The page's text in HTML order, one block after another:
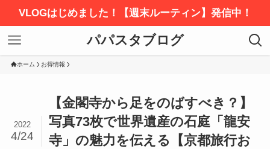
VLOGはじめました！【週末ルーティン】発信中！
パパスタブログ
ホーム お得情報
【金閣寺から足をのばすべき？】
写真73枚で世界遺産の石庭「龍安
寺」の魅力を伝える【京都旅行お
2022
4/24